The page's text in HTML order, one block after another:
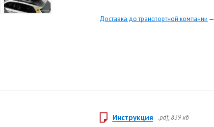
Доставка до транспортной компании —
Инструкция .pdf, 839 кб